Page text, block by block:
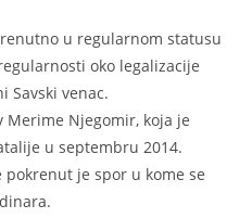
u regularnom statusu
oko legalizacije
Savski venac.
Merime Njegomir, koja je
u septembru 2014.
je spor u kome se